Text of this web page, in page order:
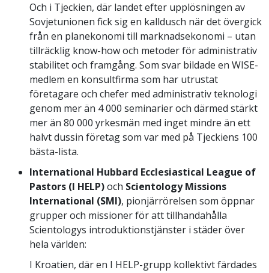
Och i Tjeckien, där landet efter upplösningen av
Sovjetunionen fick sig en kalldusch när det övergick
från en planekonomi till marknadsekonomi – utan
tillräcklig know-how och metoder för administrativ
stabilitet och framgång. Som svar bildade en WISE-
medlem en konsultfirma som har utrustat
företagare och chefer med administrativ teknologi
genom mer än 4 000 seminarier och därmed stärkt
mer än 80 000 yrkesmän med inget mindre än ett
halvt dussin företag som var med på Tjeckiens 100
bästa-lista.
International Hubbard Ecclesiastical League of
Pastors (I HELP)och Scientology Missions
International (SMI), pionjärrörelsen som öppnar
grupper och missioner för att tillhandahålla
Scientologys introduktionstjänster i städer över
hela världen:
I Kroatien, där en I HELP-grupp kollektivt färdades